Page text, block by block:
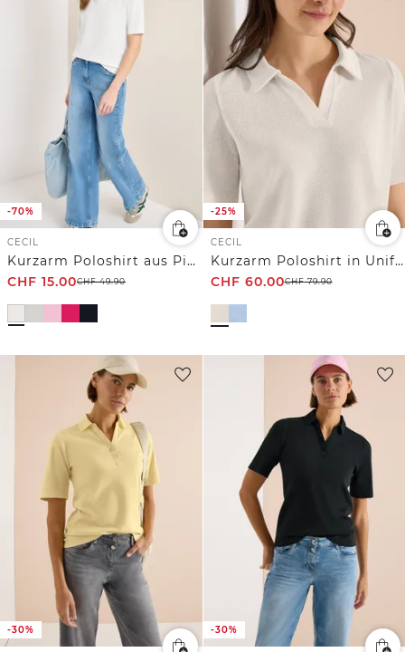
-70%
CECIL
Kurzarm Poloshirt aus Piqué Ware
CHF 15.00CHF49.90
-25%
CECIL
Kurzarm Poloshirt in Unifarbe
CHF 60.00CHF79.90
-30% -30%